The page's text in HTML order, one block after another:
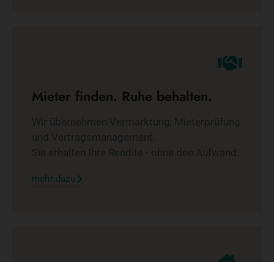
Mieter finden. Ruhe behalten.
mehr dazu